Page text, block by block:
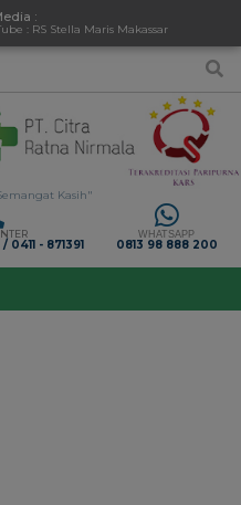
:
: RS Stella Maris Makassar
Kasih"
- 871391
WHATSAPP
0813 98 888 200